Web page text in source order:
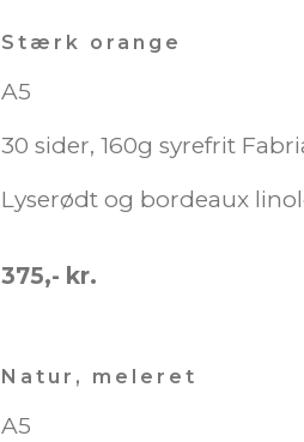
Stærk orange
A5
30 sider, 160g syrefrit
Lyserødt og bordeaux
375,- kr.
Natur, meleret
A5